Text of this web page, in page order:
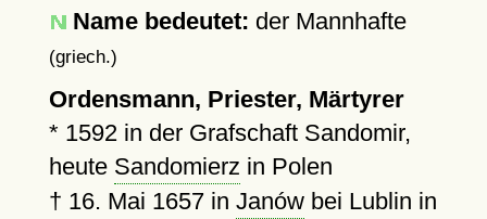
Name bedeutet: der Mannhafte
(griech.)
Ordensmann, Priester, Märtyrer
* 1592in der Grafschaft Sandomir,
heute Sandomierz in Polen
† 16. Mai 1657in Janówbei Lublin in